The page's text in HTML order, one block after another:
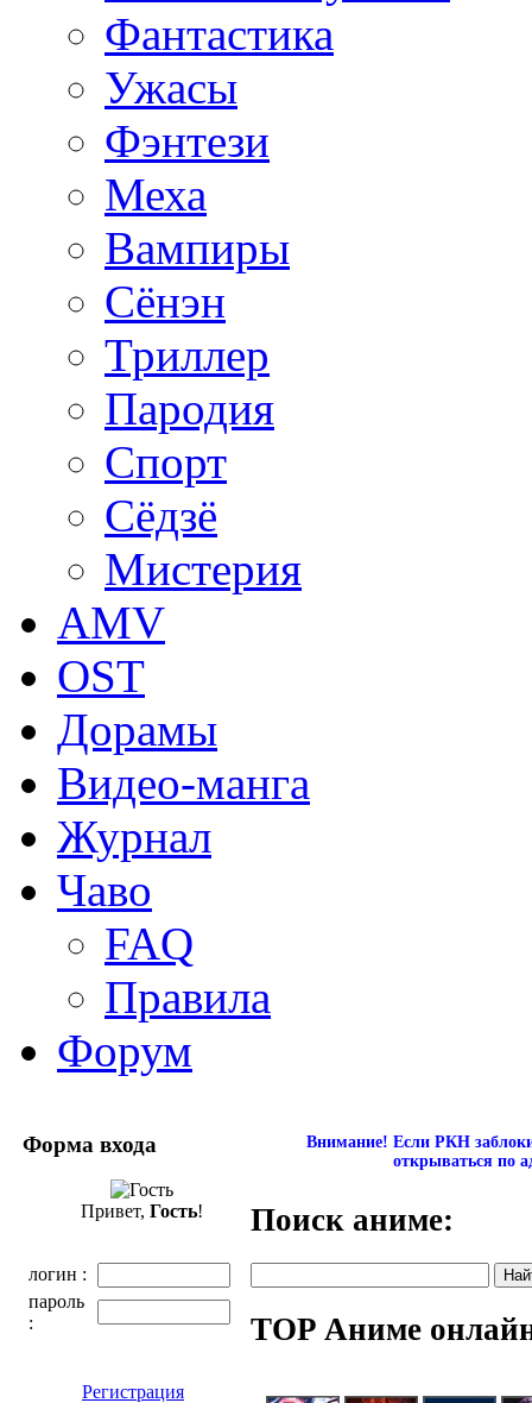
Фантастика
Ужасы
Фэнтези
Меха
Вампиры
Сёнэн
Триллер
Пародия
Спорт
Сёдзё
Мистерия
AMV
OST
Дорамы
Видео-манга
Журнал
Чаво
FAQ
Правила
Форум
Форма входа
Привет, Гость!
логин :
пароль
:
Регистрация
Внимание! Если РКН
открываться по
Поиск аниме:
TOP Аниме